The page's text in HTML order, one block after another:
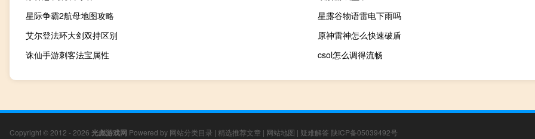
星际争霸2航母地图攻略
星露谷物语雷电下雨吗
艾尔登法环大剑双持区别
原神雷神怎么快速破盾
诛仙手游刺客法宝属性
csol怎么调得流畅
Copyright © 2012 - 2026 光彪游戏网 Powered by 网站分类目录 | 精选推荐文章 | 网站地图 | 疑难解答 陕ICP备05039492号